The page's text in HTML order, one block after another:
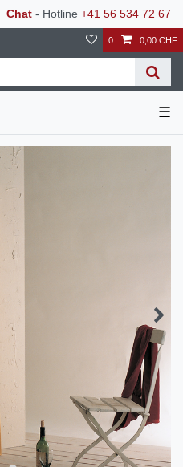
Chat - Hotline +41 56 534 72 67
0 0,00 CHF
☰